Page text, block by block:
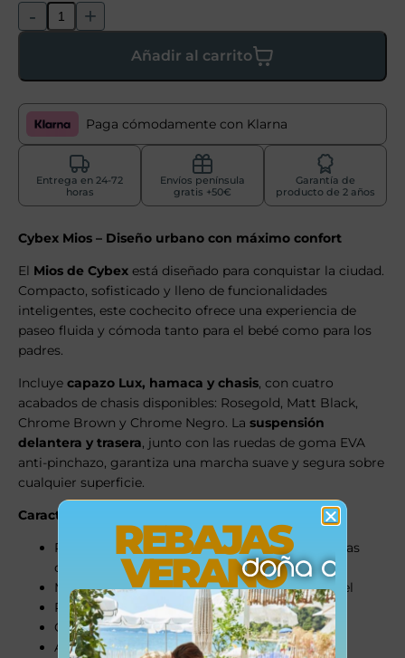
- +
Añadir al carrito
Paga cómodamente con Klarna
Entrega en 24-72
horas
Envíos península
gratis +50€
Garantía de
producto de 2 años
Cybex Mios – Diseño urbano con máximo confort
El Mios de Cybex está diseñado para conquistar la ciudad.
Compacto, sofisticado y lleno de funcionalidades
inteligentes, este cochecito ofrece una experiencia de
paseo fluida y cómoda tanto para el bebé como para los
padres.
Incluye capazo Lux, hamaca y chasis, con cuatro
acabados de chasis disponibles: Rosegold, Matt Black,
Chrome Brown y Chrome Negro. La suspensión
delantera y trasera, junto con las ruedas de goma EVA
anti-pinchazo, garantiza una marcha suave y segura sobre
cualquier superficie.
Características destacadas:
Ruedas con suspensión integral y bloqueo en las
delanteras
Manillar ajustable en altura con acabado en piel
Plegado ultracompacto con una sola mano
Chasis de aluminio ligero y resistente
Asiento reversible y reclinable
REBAJAS
VERANO